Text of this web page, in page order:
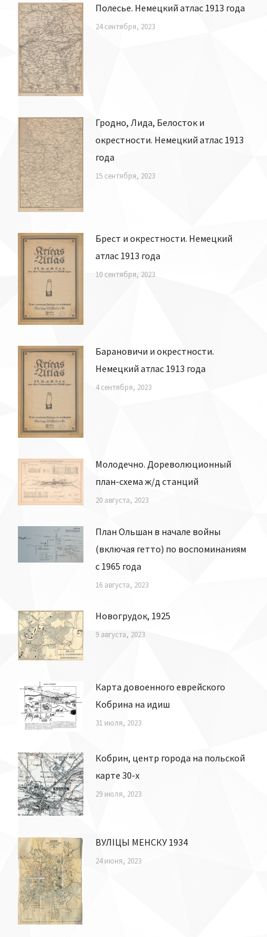
Полесье. Немецкий атлас 1913 года
24 сентября, 2023
Гродно, Лида, Белосток и
окрестности. Немецкий атлас 1913
года
15 сентября, 2023
Брест и окрестности. Немецкий
атлас 1913 года
10 сентября, 2023
Барановичи и окрестности.
Немецкий атлас 1913 года
4 сентября, 2023
Молодечно. Дореволюционный
план-схема ж/д станций
20 августа, 2023
План Ольшан в начале войны
(включая гетто) по воспоминаниям
с 1965 года
16 августа, 2023
Новогрудок, 1925
9 августа, 2023
Карта довоенного еврейского
Кобрина на идиш
31 июля, 2023
Кобрин, центр города на польской
карте 30-х
29 июля, 2023
ВУЛІЦЫ МЕНСКУ 1934
24 июня, 2023